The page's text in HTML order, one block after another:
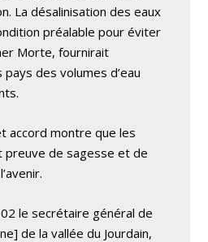
La désalinisation des eaux
préalable pour éviter
Morte, fournirait
des volumes d’eau
accord montre que les
de sagesse et de
le secrétaire général de
de la vallée du Jourdain,